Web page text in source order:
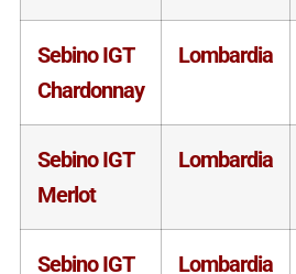
Sebino IGT
Chardonnay
Lombardia
Sebino IGT
Merlot
Lombardia
Sebino IGT Lombardia